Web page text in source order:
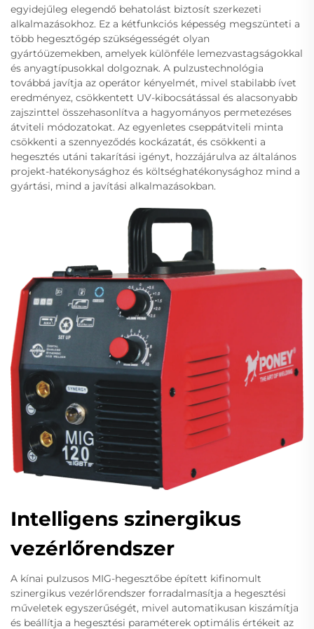
egyidejűleg elegendő behatolást biztosít szerkezeti
alkalmazásokhoz. Ez a kétfunkciós képesség megszünteti a
több hegesztőgép szükségességét olyan
gyártóüzemekben, amelyek különféle lemezvastagságokkal
és anyagtípusokkal dolgoznak. A pulzustechnológia
továbbá javítja az operátor kényelmét, mivel stabilabb ívet
eredményez, csökkentett UV-kibocsátással és alacsonyabb
zajszinttel összehasonlítva a hagyományos permetezéses
átviteli módozatokat. Az egyenletes cseppátviteli minta
csökkenti a szennyeződés kockázatát, és csökkenti a
hegesztés utáni takarítási igényt, hozzájárulva az általános
projekt-hatékonysághoz és költséghatékonysághoz mind a
gyártási, mind a javítási alkalmazásokban.
Intelligens szinergikus
vezérlőrendszer
A kínai pulzusos MIG-hegesztőbe épített kifinomult
szinergikus vezérlőrendszer forradalmasítja a hegesztési
műveletek egyszerűségét, mivel automatikusan kiszámítja
és beállítja a hegesztési paraméterek optimális értékeit az